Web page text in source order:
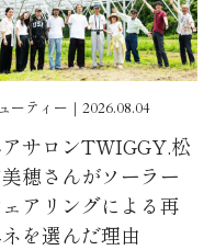
ーティー｜2026.08.04
サロンTWIGGY.松
穂さんがソーラー
アリングによる再
を選んだ理由